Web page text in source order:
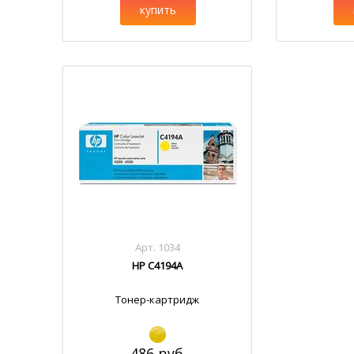
купить
Арт. 1034
HP C4194A
Тонер-картридж